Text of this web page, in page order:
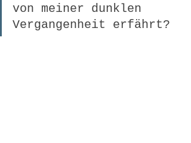
von meiner dunklen
Vergangenheit erfährt?